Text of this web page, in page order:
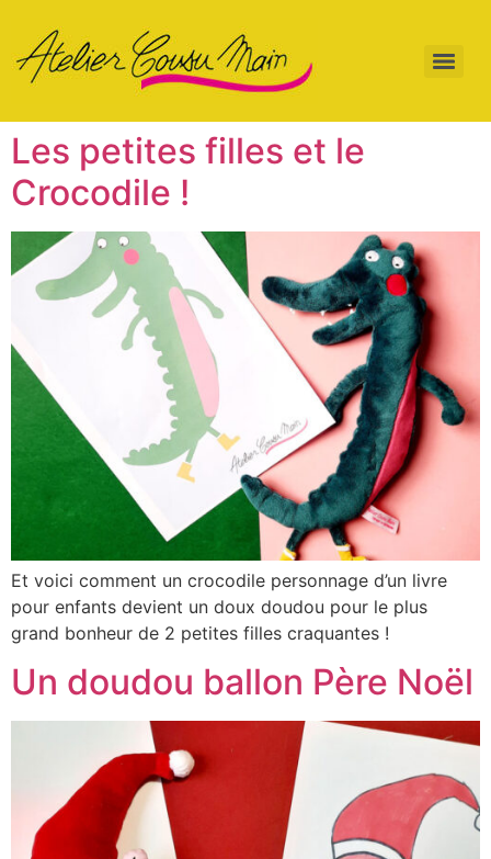
Les petites filles et le
Crocodile !
Et voici comment un crocodile personnage d’un livre
pour enfants devient un doux doudou pour le plus
grand bonheur de 2 petites filles craquantes !
Un doudou ballon Père Noël